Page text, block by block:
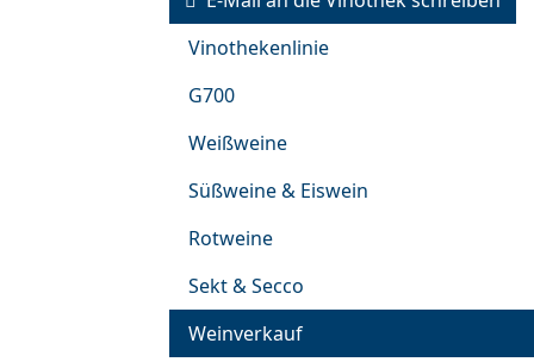
Vinothekenlinie
G700
Weißweine
Süßweine & Eiswein
Rotweine
Sekt & Secco
Weinverkauf